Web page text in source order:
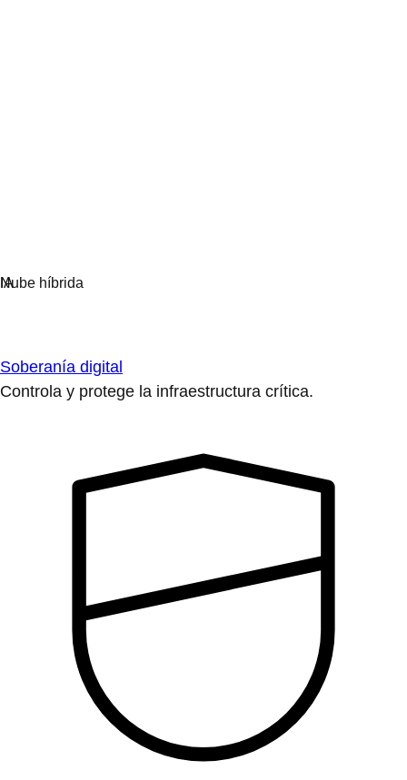
Soberanía digital
Controla y protege la infraestructura crítica.